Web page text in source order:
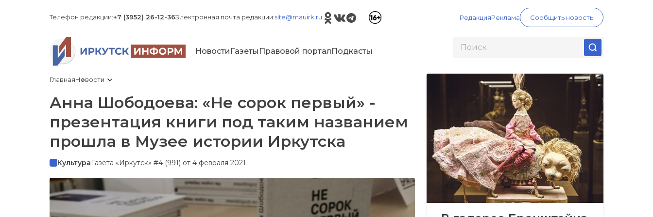
Телефон редакции:+7 (3952) 26-12-36Электронная почта редакции:site@mauirk.ru РедакцияРеклама Сообщить новость
Новости Газеты Правовой портал Подкасты
ГлавнаяНовости
Анна Шободоева: «Не сорок первый» -
презентация книги под таким названием
прошла в Музее истории Иркутска
Культура Газета «Иркутск» #4 (991) от 4 февраля 2021